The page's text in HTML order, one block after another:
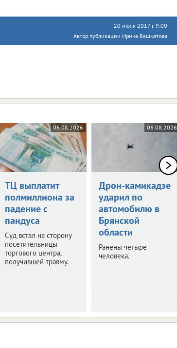
20 июля 2017 г. 9:00
Автор публикации Ирина Башкатова
06.08.2026
ТЦ выплатит
полмиллиона за
падение с
пандуса
Суд встал на сторону
посетительницы
торгового центра,
получившей травму.
06.08.2026
Дрон-камикадзе
ударил по
автомобилю в
Брянской
области
Ранены четыре
человека.